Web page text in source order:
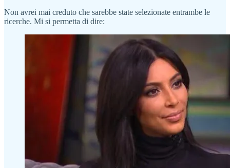
Non avrei mai creduto che sarebbe state selezionate entrambe le
ricerche. Mi si permetta di dire: